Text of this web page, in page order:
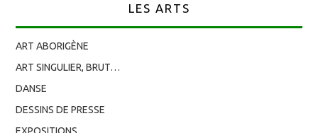
LES ARTS
ART ABORIGÈNE
ART SINGULIER, BRUT…
DANSE
DESSINS DE PRESSE
EXPOSITIONS